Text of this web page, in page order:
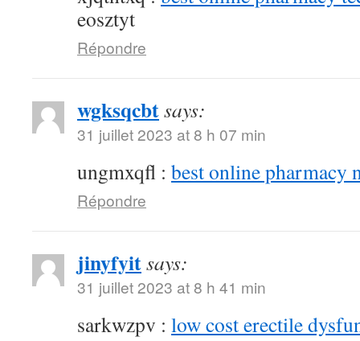
eosztyt
Répondre
wgksqcbtsays:
31 juillet 2023 at 8 h 07 min
ungmxqfl : best online pharmacy
Répondre
jinyfyitsays:
31 juillet 2023 at 8 h 41 min
sarkwzpv : low cost erectile